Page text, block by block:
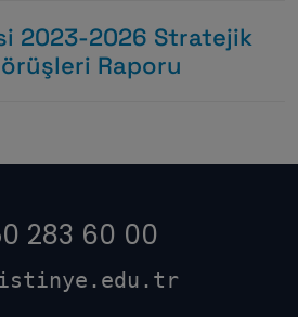
2023-2026 Stratejik
Raporu
283 60 00